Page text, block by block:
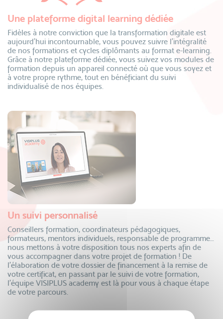
Une plateforme digital learning dédiée
Fidèles à notre conviction que la transformation digitale est
aujourd’hui incontournable, vous pouvez suivre l’intégralité
de nos formations et cycles diplômants au format e-learning.
Grâce à notre plateforme dédiée, vous suivez vos modules de
formation depuis un appareil connecté où que vous soyez et
à votre propre rythme, tout en bénéficiant du suivi
individualisé de nos équipes.
Un suivi personnalisé
Conseillers formation, coordinateurs pédagogiques,
formateurs, mentors individuels, responsable de programme…
nous mettons à votre disposition tous nos experts afin de
vous accompagner dans votre projet de formation ! De
l’élaboration de votre dossier de financement à la remise de
votre certificat, en passant par le suivi de votre formation,
l’équipe VISIPLUS academy est là pour vous à chaque étape
de votre parcours.